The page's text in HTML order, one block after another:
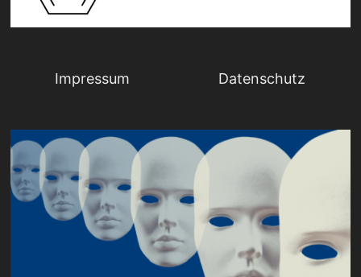
Impressum Datenschutz